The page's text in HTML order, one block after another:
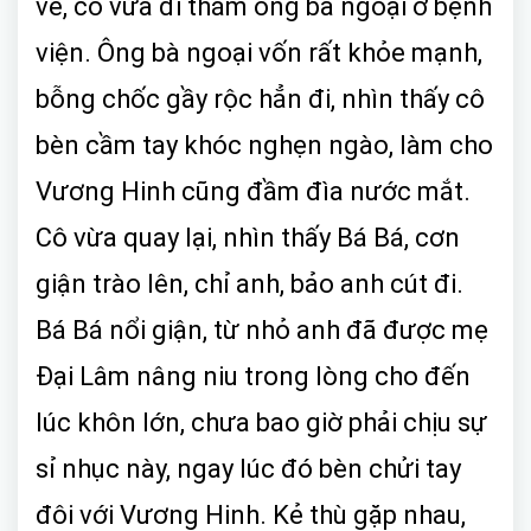
về, cô vừa đi thăm ông bà ngoại ở bệnh
viện. Ông bà ngoại vốn rất khỏe mạnh,
bỗng chốc gầy rộc hẳn đi, nhìn thấy cô
bèn cầm tay khóc nghẹn ngào, làm cho
Vương Hinh cũng đầm đìa nước mắt.
Cô vừa quay lại, nhìn thấy Bá Bá, cơn
giận trào lên, chỉ anh, bảo anh cút đi.
Bá Bá nổi giận, từ nhỏ anh đã được mẹ
Đại Lâm nâng niu trong lòng cho đến
lúc khôn lớn, chưa bao giờ phải chịu sự
sỉ nhục này, ngay lúc đó bèn chửi tay
đôi với Vương Hinh. Kẻ thù gặp nhau,